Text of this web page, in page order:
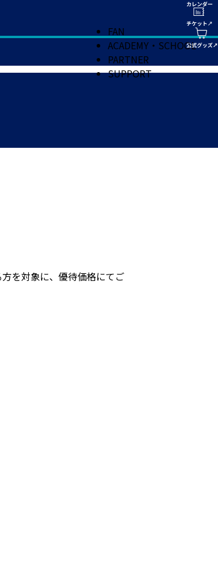
FAN
ACADEMY・SCHOOL
PARTNER
SUPPORT
を対象に、優待価格にてご